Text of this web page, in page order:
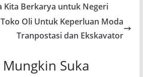
Kita Berkarya untuk Negeri
Oli Untuk Keperluan Moda
Tranpostasi dan Ekskavator
Mungkin Suka